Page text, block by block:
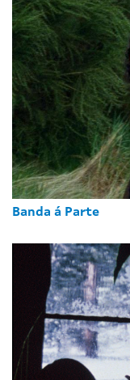
Banda á Parte